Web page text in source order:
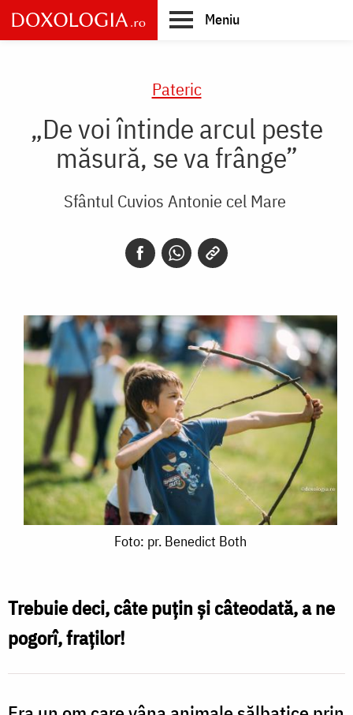
Skip
to
main
Meniu
Pateric
„De voi întinde arcul peste
măsură, se va frânge”
Sfântul Cuvios Antonie cel Mare
Both
Foto: pr. Benedict Both
Trebuie deci, câte puțin și câteodată, a ne
pogorî, fraților!